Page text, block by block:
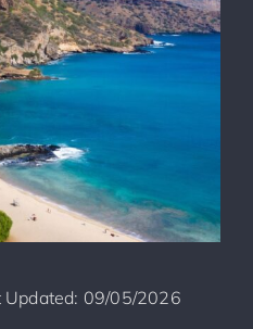
Updated: 09/05/2026